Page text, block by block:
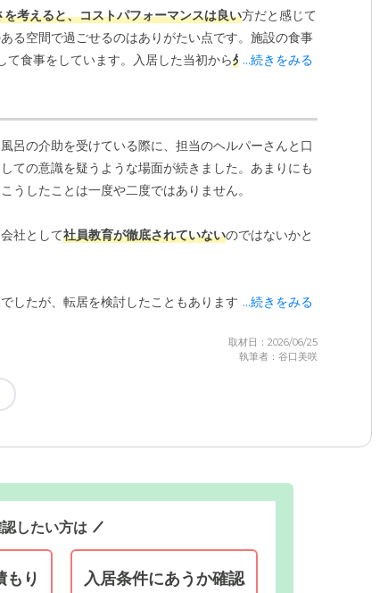
を考えると、コストパフォーマンスは良い方だと感じて
る空間で過ごせるのはありがたい点です。施設の食事
食事をしています。入居した当初から外部サービス
...続きをみる
呂の介助を受けている際に、担当のヘルパーさんと口
ての意識を疑うような場面が続きました。あまりにも
うしたことは一度や二度ではありません。
社として社員教育が徹底されていないのではないかと
したが、転居を検討したこともあります。...続きをみる
取材日：2026/06/25
執筆者：谷口美咲
したい方は
もり 入居条件にあうか確認